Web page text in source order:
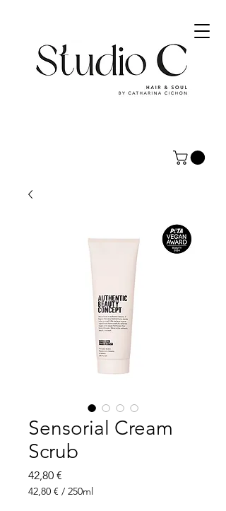
Sensorial Cream
Scrub
42,80 €
42,80 € / 250ml